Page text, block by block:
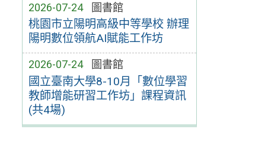
2026-07-24 圖書館
桃園市立陽明高級中等學校 辦理
陽明數位領航AI賦能工作坊
2026-07-24 圖書館
國立臺南大學8-10月「數位學習
教師增能研習工作坊」課程資訊
(共4場)